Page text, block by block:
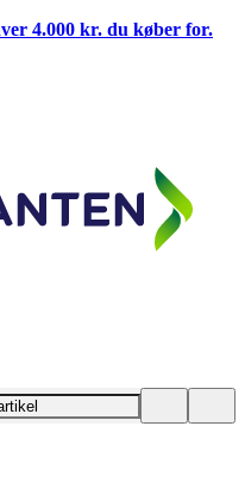
4.000 kr. du køber for.